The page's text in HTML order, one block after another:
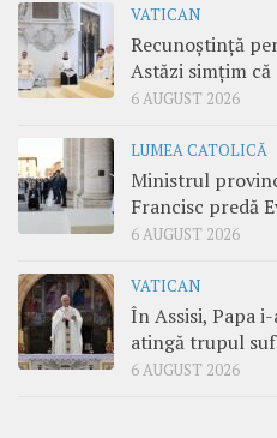
VATICAN
Recunoștință
Astăzi simțim
6 AUGUST 2026
LUMEA CATOLICĂ
Ministrul
Francisc predă
6 AUGUST 2026
VATICAN
În Assisi, Papa
atingă trupul
6 AUGUST 2026